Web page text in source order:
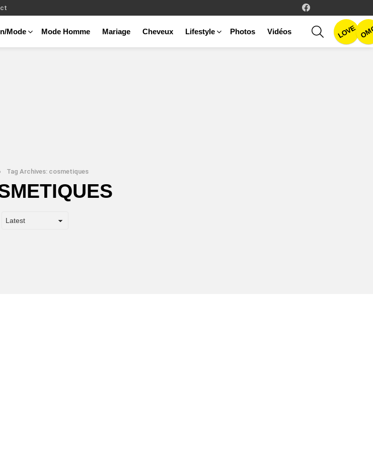
Mode Mode Homme Mariage Cheveux Lifestyle Photos Vidéos
SEARCHLOVE
Tag Archives: cosmetiques